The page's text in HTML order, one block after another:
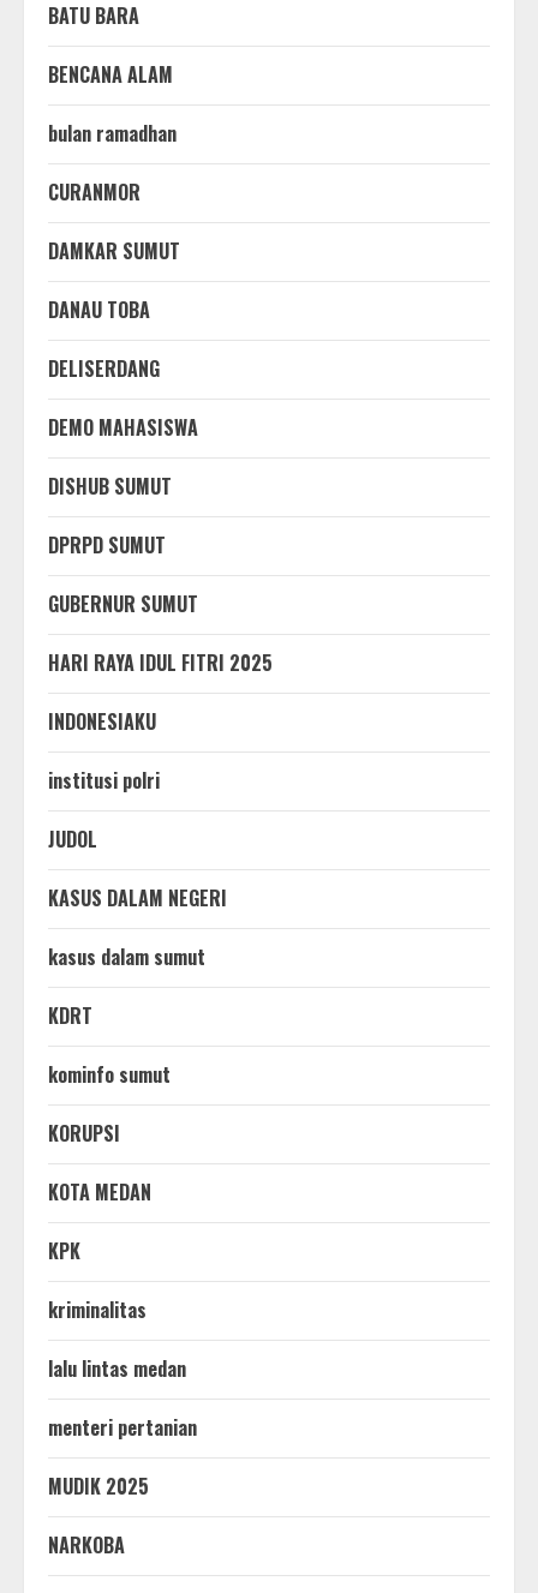
BATU BARA
BENCANA ALAM
bulan ramadhan
CURANMOR
DAMKAR SUMUT
DANAU TOBA
DELISERDANG
DEMO MAHASISWA
DISHUB SUMUT
DPRPD SUMUT
GUBERNUR SUMUT
HARI RAYA IDUL FITRI 2025
INDONESIAKU
institusi polri
JUDOL
KASUS DALAM NEGERI
kasus dalam sumut
KDRT
kominfo sumut
KORUPSI
KOTA MEDAN
KPK
kriminalitas
lalu lintas medan
menteri pertanian
MUDIK 2025
NARKOBA